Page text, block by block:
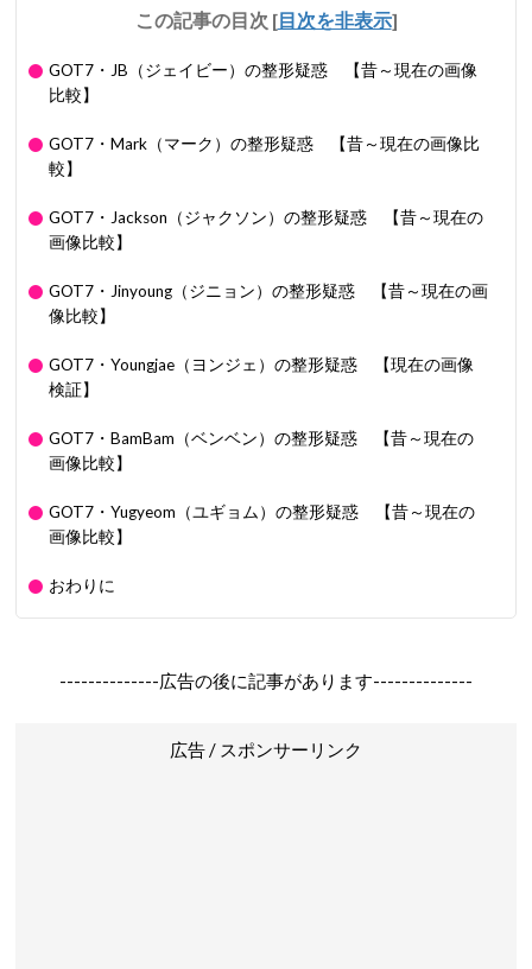
この記事の目次 [目次を非表示]
GOT7・JB（ジェイビー）の整形疑惑 【昔～現在の画像
比較】
GOT7・Mark（マーク）の整形疑惑 【昔～現在の画像比
較】
GOT7・Jackson（ジャクソン）の整形疑惑 【昔～現在の
画像比較】
GOT7・Jinyoung（ジニョン）の整形疑惑 【昔～現在の画
像比較】
GOT7・Youngjae（ヨンジェ）の整形疑惑 【現在の画像
検証】
GOT7・BamBam（ベンベン）の整形疑惑 【昔～現在の
画像比較】
GOT7・Yugyeom（ユギョム）の整形疑惑 【昔～現在の
画像比較】
おわりに
--------------広告の後に記事があります--------------
広告 / スポンサーリンク